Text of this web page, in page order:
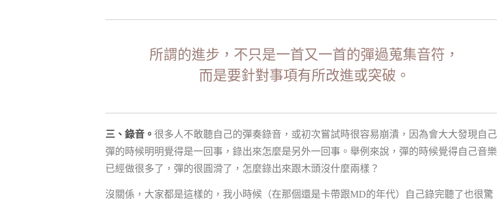
所謂的進步，不只是一首又一首的彈過蒐集音符，
而是要針對事項有所改進或突破。
三、錄音。 很多人不敢聽自己的彈奏錄音，或初次嘗試時很容易崩潰，因為會大大發現自己
彈的時候明明覺得是一回事，錄出來怎麼是另外一回事。舉例來說，彈的時候覺得自己音樂
已經做很多了，彈的很圓滑了，怎麼錄出來跟木頭沒什麼兩樣？
沒關係，大家都是這樣的，我小時候（在那個還是卡帶跟MD的年代）自己錄完聽了也很驚